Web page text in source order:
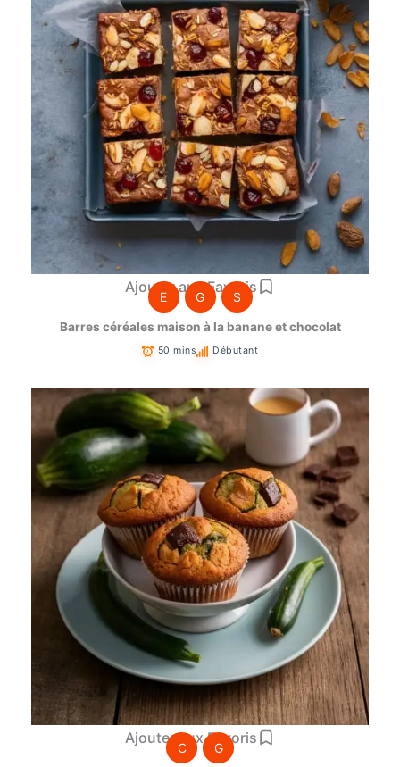
Ajouter aux Favoris
E G S
Barres céréales maison à la banane et chocolat
50 mins Débutant
Ajouter aux Favoris
C G